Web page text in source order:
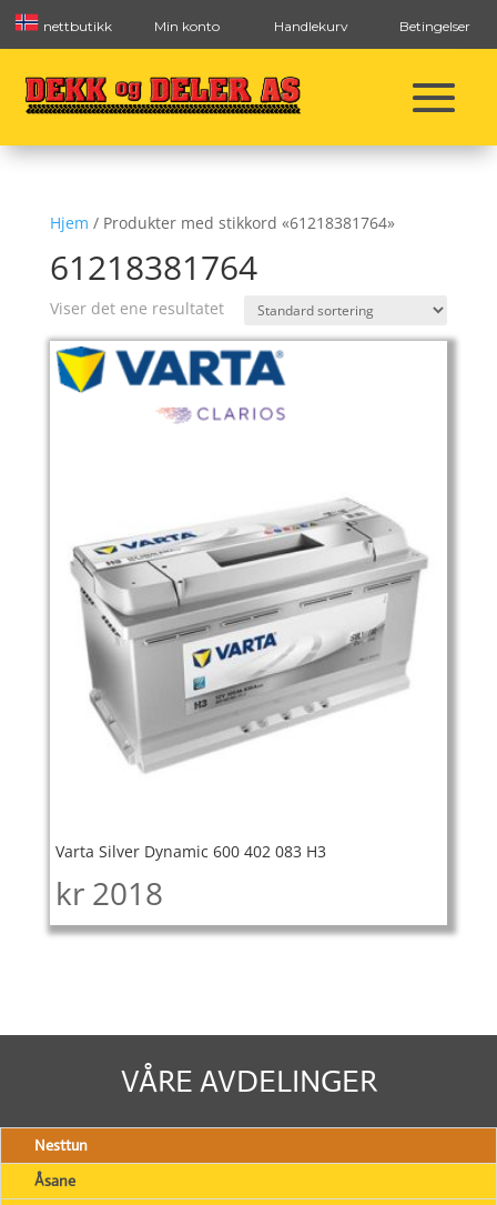
nettbutikk Min konto Handlekurv Betingelser
Hjem / Produkter med stikkord «61218381764»
61218381764
Viser det ene resultatet
Varta Silver Dynamic 600 402 083 H3
kr 2018
VÅRE AVDELINGER
Nesttun
Åsane